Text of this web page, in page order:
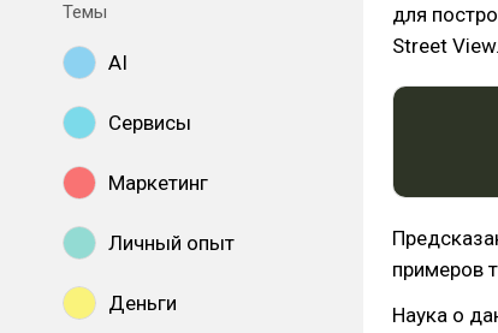
Темы
AI
Сервисы
Маркетинг
Личный опыт
Деньги
для
Street View.
примеров
Наука о